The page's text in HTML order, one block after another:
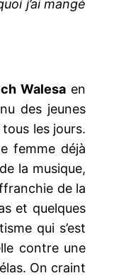
j’ai mangé
Walesaen
des jeunes
les jours.
femme déjà
la musique,
de la
et quelques
qui s’est
contre une
On craint